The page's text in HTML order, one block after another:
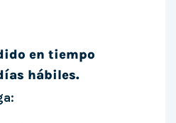
en tiempo
hábiles.